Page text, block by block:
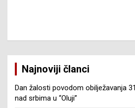
Najnoviji članci
Dan žalosti povodom obilježavanja
nad srbima u “Oluji”